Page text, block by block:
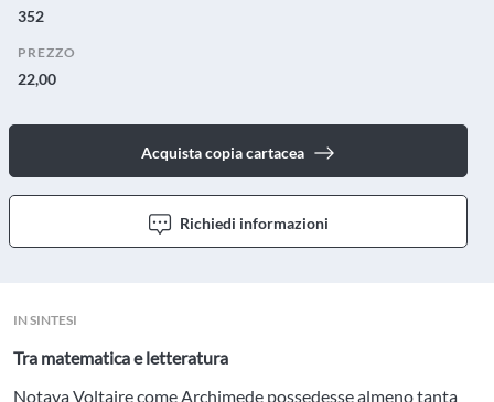
352
PREZZO
22,00
Acquista copia cartacea
Richiedi informazioni
IN SINTESI
Tra matematica e letteratura
Notava Voltaire come Archimede possedesse almeno tanta